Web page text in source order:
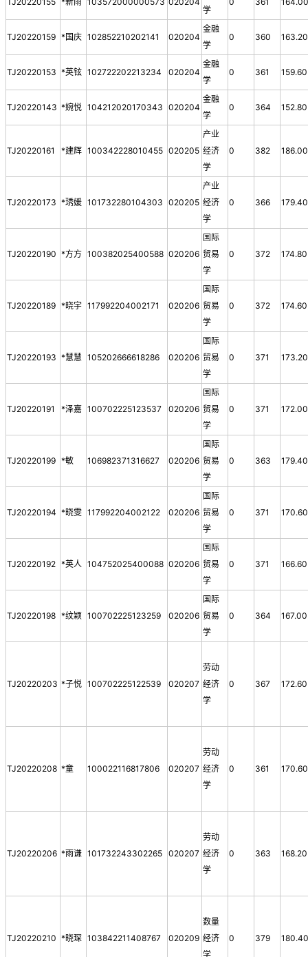
学
TJ20220159 *国庆 102852210202141 020204
金融
学
0 360 163.20
TJ20220153 *英铉 102722202213234 020204
金融
学
0 361 159.60
TJ20220143 *婉悦 104212020170343 020204
金融
学
0 364 152.80
TJ20220161 *建辉 100342228010455 020205
产业
经济
学
0 382 186.00
TJ20220173 *琇媛 101732280104303 020205
产业
经济
学
0 366 179.40
TJ20220190 *方方 100382025400588 020206
国际
贸易
学
0 372 174.80
TJ20220189 *晓宇 117992204002171 020206
国际
贸易
学
0 372 174.60
TJ20220193 *慧慧 105202666618286 020206
国际
贸易
学
0 371 173.20
TJ20220191 *泽嘉 100702225123537 020206
国际
贸易
学
0 371 172.00
TJ20220199 *敏 106982371316627 020206
国际
贸易
学
0 363 179.40
TJ20220194 *晓雯 117992204002122 020206
国际
贸易
学
0 371 170.60
TJ20220192 *英人 104752025400088 020206
国际
贸易
学
0 371 166.60
TJ20220198 *纹颖 100702225123259 020206
国际
贸易
学
0 364 167.00
TJ20220203 *子悦 100702225122539 020207
劳动
经济
学
0 367 172.60
TJ20220208 *童 100022116817806 020207
劳动
经济
学
0 361 170.60
TJ20220206 *雨谦 101732243302265 020207
劳动
经济
学
0 363 168.20
TJ20220210 *晓琛 103842211408767 020209
数量
经济
学
0 379